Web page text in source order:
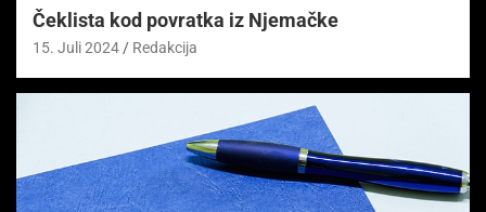
Čeklista kod povratka iz Njemačke
15. Juli 2024 Redakcija